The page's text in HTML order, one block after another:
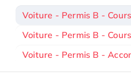
Voiture - Permis B -
Voiture - Permis B -
Voiture - Permis B -